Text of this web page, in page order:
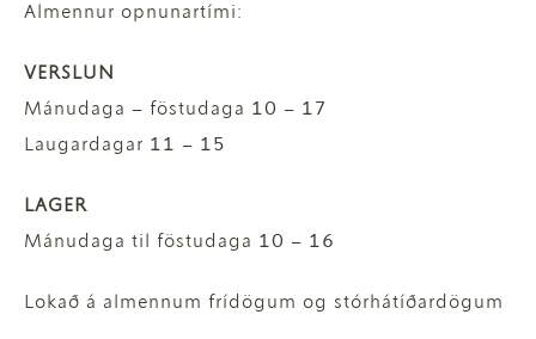
Almennur opnunartími:
VERSLUN
Mánudaga – föstudaga 10 – 17
Laugardagar 11 – 15
LAGER
Mánudaga til föstudaga 10 – 16
Lokað á almennum frídögum og stórhátíðardögum